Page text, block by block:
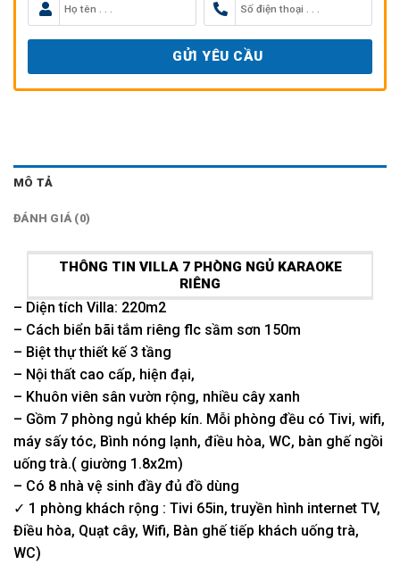
MÔ TẢ
ĐÁNH GIÁ (0)
THÔNG TIN VILLA 7 PHÒNG NGỦ KARAOKE
RIÊNG
– Diện tích Villa: 220m2
– Cách biển bãi tắm riêng flc sầm sơn 150m
– Biệt thự thiết kế 3 tầng
– Nội thất cao cấp, hiện đại,
– Khuôn viên sân vườn rộng, nhiều cây xanh
– Gồm 7 phòng ngủ khép kín. Mỗi phòng đều có Tivi, wifi,
máy sấy tóc, Bình nóng lạnh, điều hòa, WC, bàn ghế ngồi
uống trà.( giường 1.8x2m)
– Có 8 nhà vệ sinh đầy đủ đồ dùng
✓ 1 phòng khách rộng : Tivi 65in, truyền hình internet TV,
Điều hòa, Quạt cây, Wifi, Bàn ghế tiếp khách uống trà,
WC)